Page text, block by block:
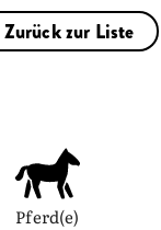
Zurück zur Liste
Pferd(e)